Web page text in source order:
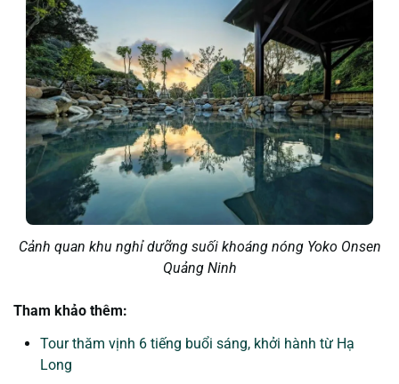
Cảnh quan khu nghỉ dưỡng suối khoáng nóng Yoko Onsen
Quảng Ninh
Tham khảo thêm:
Tour thăm vịnh 6 tiếng buổi sáng, khởi hành từ Hạ
Long